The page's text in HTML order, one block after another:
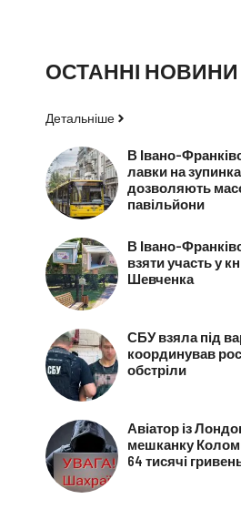
ОСТАННІ НОВИНИ
Детальніше
В Івано-
лавки на
дозволяють
павільйони
В Івано-
взяти участь у
Шевченка
СБУ взяла під
координував
обстріли
Авіатор із
мешканку
64 тисячі